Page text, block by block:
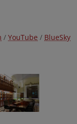
/ YouTube / BlueSky